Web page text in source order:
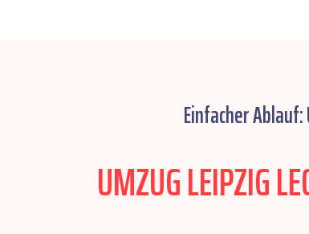
Einfacher
UMZUG LEIPZIG